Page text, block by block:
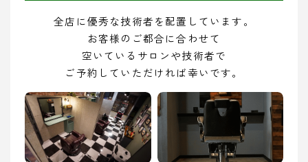
全店に優秀な技術者を配置しています。
お客様のご都合に合わせて
空いているサロンや技術者で
ご予約していただければ幸いです。